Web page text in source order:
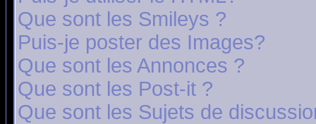
Que sont les Smileys ?
Puis-je poster des Images?
Que sont les Annonces ?
Que sont les Post-it ?
Que sont les Sujets de